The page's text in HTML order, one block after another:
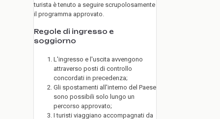
turista è tenuto a seguire scrupolosamente
il programma approvato.
Regole di ingresso e
soggiorno
L'ingresso e l'uscita avvengono
attraverso posti di controllo
concordati in precedenza;
Gli spostamenti all'interno del Paese
sono possibili solo lungo un
percorso approvato;
I turisti viaggiano accompagnati da